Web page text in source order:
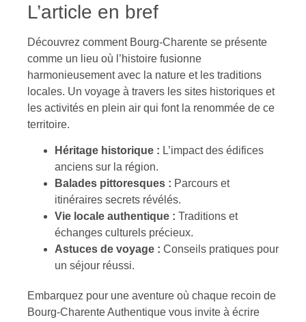
L’article en bref
Découvrez comment Bourg-Charente se présente
comme un lieu où l’histoire fusionne
harmonieusement avec la nature et les traditions
locales. Un voyage à travers les sites historiques et
les activités en plein air qui font la renommée de ce
territoire.
Héritage historique : L’impact des édifices
anciens sur la région.
Balades pittoresques : Parcours et
itinéraires secrets révélés.
Vie locale authentique : Traditions et
échanges culturels précieux.
Astuces de voyage : Conseils pratiques pour
un séjour réussi.
Embarquez pour une aventure où chaque recoin de
Bourg-Charente Authentique vous invite à écrire